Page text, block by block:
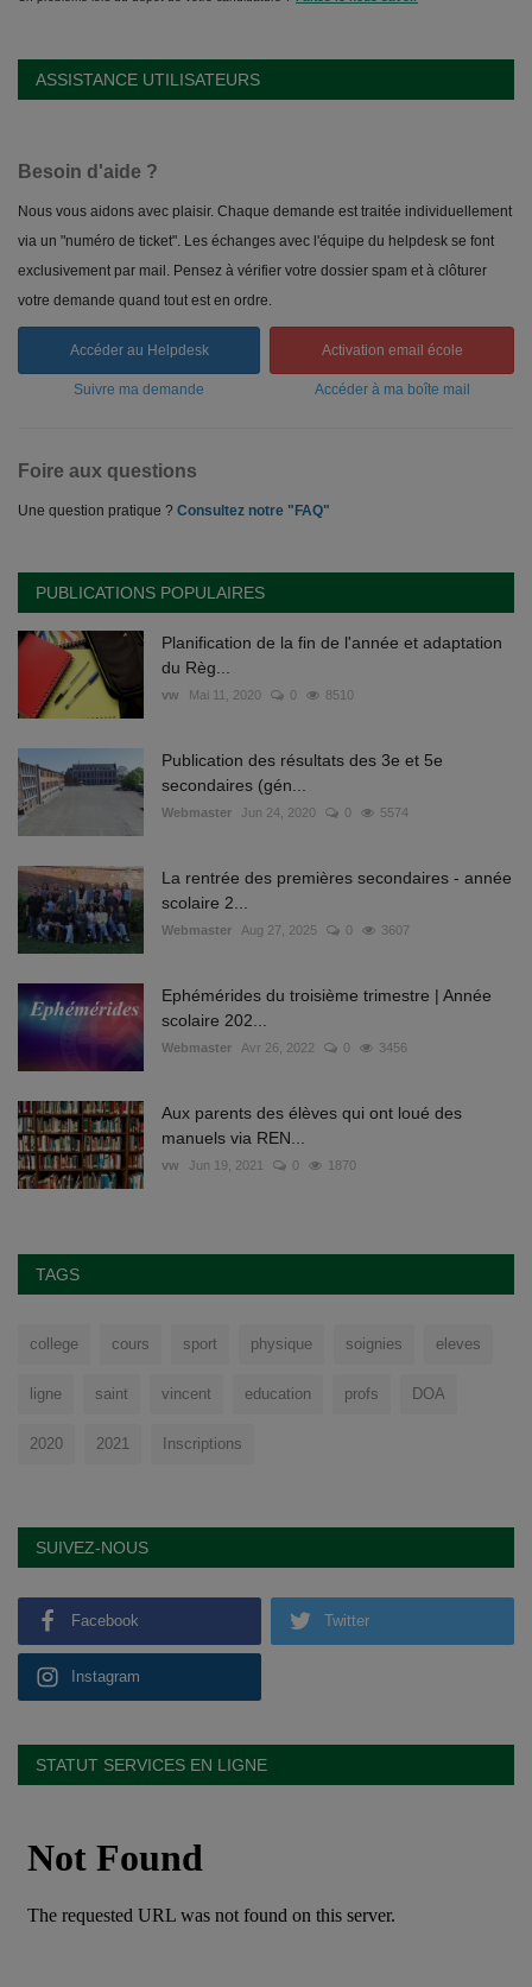
ASSISTANCE UTILISATEURS
Besoin d'aide ?
Nous vous aidons avec plaisir. Chaque demande est traitée individuellement
via un "numéro de ticket". Les échanges avec l'équipe du helpdesk se font
exclusivement par mail. Pensez à vérifier votre dossier spam et à clôturer
votre demande quand tout est en ordre.
Accéder au Helpdesk Activation email école
Suivre ma demande Accéder à ma boîte mail
Foire aux questions
Une question pratique ? Consultez notre "FAQ"
PUBLICATIONS POPULAIRES
Planification de la fin de l'année et adaptation
du Règ...
vw Mai 11, 2020 0 8510
Publication des résultats des 3e et 5e
secondaires (gén...
Webmaster Jun 24, 2020 0 5574
La rentrée des premières secondaires - année
scolaire 2...
Webmaster Aug 27, 2025 0 3607
Ephémérides du troisième trimestre | Année
scolaire 202...
Webmaster Avr 26, 2022 0 3456
Aux parents des élèves qui ont loué des
manuels via REN...
vw Jun 19, 2021 0 1870
TAGS
college cours sport physique soignies eleves
ligne saint vincent education profs DOA
2020 2021 Inscriptions
SUIVEZ-NOUS
Facebook Twitter
Instagram
STATUT SERVICES EN LIGNE